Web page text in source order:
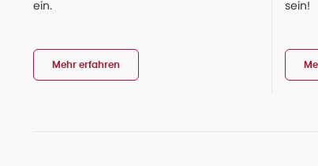
ein.
Mehr erfahren
sein!